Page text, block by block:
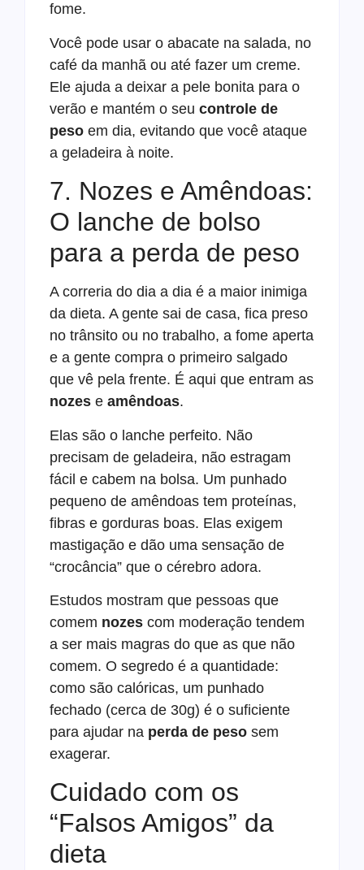
fome.
Você pode usar o abacate na salada, no
café da manhã ou até fazer um creme.
Ele ajuda a deixar a pele bonita para o
verão e mantém o seu controle de
peso em dia, evitando que você ataque
a geladeira à noite.
7. Nozes e Amêndoas:
O lanche de bolso
para a perda de peso
A correria do dia a dia é a maior inimiga
da dieta. A gente sai de casa, fica preso
no trânsito ou no trabalho, a fome aperta
e a gente compra o primeiro salgado
que vê pela frente. É aqui que entram as
nozes e amêndoas.
Elas são o lanche perfeito. Não
precisam de geladeira, não estragam
fácil e cabem na bolsa. Um punhado
pequeno de amêndoas tem proteínas,
fibras e gorduras boas. Elas exigem
mastigação e dão uma sensação de
“crocância” que o cérebro adora.
Estudos mostram que pessoas que
comem nozes com moderação tendem
a ser mais magras do que as que não
comem. O segredo é a quantidade:
como são calóricas, um punhado
fechado (cerca de 30g) é o suficiente
para ajudar na perda de peso sem
exagerar.
Cuidado com os
“Falsos Amigos” da
dieta